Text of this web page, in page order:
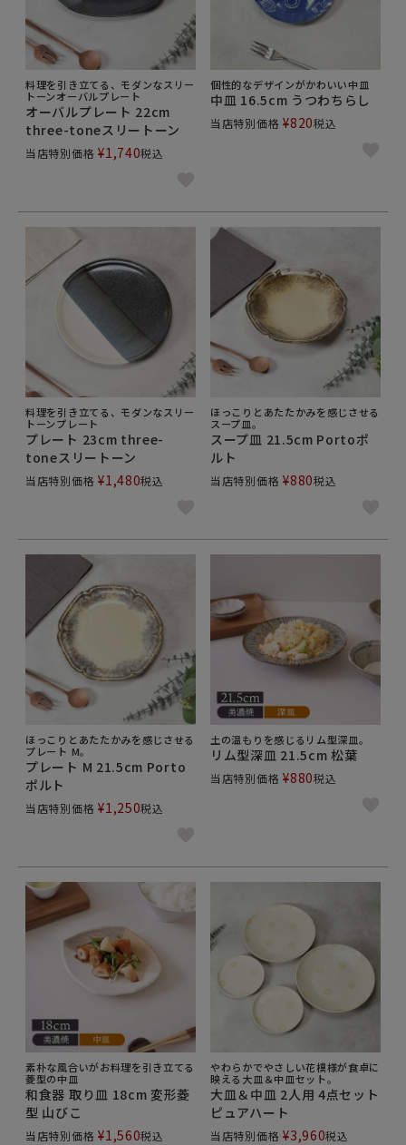
料理を引き立てる、モダンなスリー
トーンオーバルプレート
オーバルプレート 22cm
three-toneスリートーン
当店特別価格 ¥1,740税込
個性的なデザインがかわいい中皿
中皿 16.5cm うつわちらし
当店特別価格 ¥820税込
料理を引き立てる、モダンなスリー
トーンプレート
プレート 23cm three-
toneスリートーン
当店特別価格 ¥1,480税込
ほっこりとあたたかみを感じさせる
スープ皿。
スープ皿 21.5cm Portoポ
ルト
当店特別価格 ¥880税込
ほっこりとあたたかみを感じさせる
プレート M。
プレート M 21.5cm Porto
ポルト
当店特別価格 ¥1,250税込
土の温もりを感じるリム型深皿。
リム型深皿 21.5cm 松葉
当店特別価格 ¥880税込
素朴な風合いがお料理を引き立てる
菱型の中皿
和食器 取り皿 18cm 変形菱
型 山びこ
当店特別価格 ¥1,560税込
やわらかでやさしい花模様が食卓に
映える大皿＆中皿セット。
大皿＆中皿 2人用 4点セット
ピュアハート
当店特別価格 ¥3,960税込